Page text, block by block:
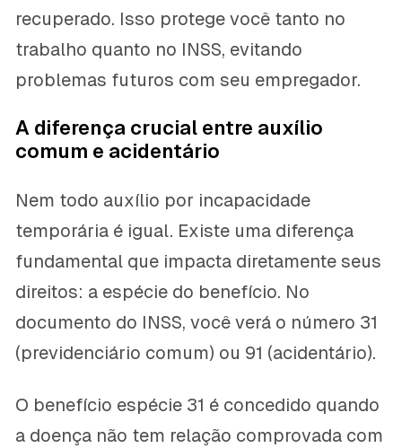
recuperado. Isso protege você tanto no
trabalho quanto no INSS, evitando
problemas futuros com seu empregador.
A diferença crucial entre auxílio
comum e acidentário
Nem todo auxílio por incapacidade
temporária é igual. Existe uma diferença
fundamental que impacta diretamente seus
direitos: a espécie do benefício. No
documento do INSS, você verá o número 31
(previdenciário comum) ou 91 (acidentário).
O benefício espécie 31 é concedido quando
a doença não tem relação comprovada com